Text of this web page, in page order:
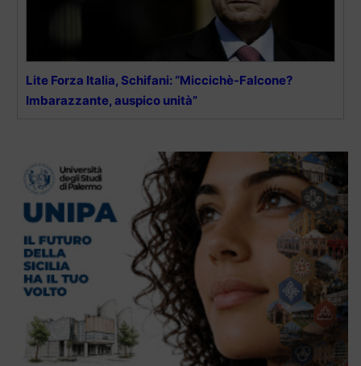
Lite Forza Italia, Schifani: “Miccichè-Falcone?
Imbarazzante, auspico unità”